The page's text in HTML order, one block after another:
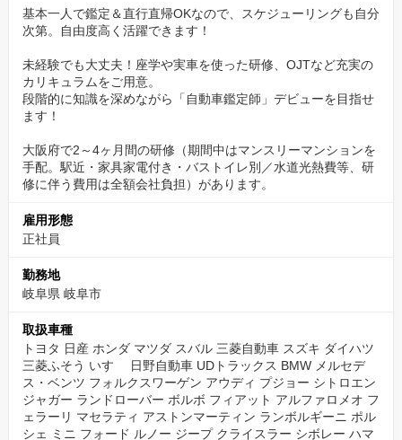
基本一人で鑑定＆直行直帰OKなので、スケジューリングも自分
次第。自由度高く活躍できます！
未経験でも大丈夫！座学や実車を使った研修、OJTなど充実の
カリキュラムをご用意。
段階的に知識を深めながら「自動車鑑定師」デビューを目指せ
ます！
大阪府で2～4ヶ月間の研修（期間中はマンスリーマンションを
手配。駅近・家具家電付き・バストイレ別／水道光熱費等、研
修に伴う費用は全額会社負担）があります。
雇用形態
正社員
勤務地
岐阜県 岐阜市
取扱車種
トヨタ 日産 ホンダ マツダ スバル 三菱自動車 スズキ ダイハツ
三菱ふそう いすゞ 日野自動車 UDトラックス BMW メルセデ
ス・ベンツ フォルクスワーゲン アウディ プジョー シトロエン
ジャガー ランドローバー ボルボ フィアット アルファロメオ フ
ェラーリ マセラティ アストンマーティン ランボルギーニ ポル
シェ ミニ フォード ルノー ジープ クライスラー シボレー ハマ